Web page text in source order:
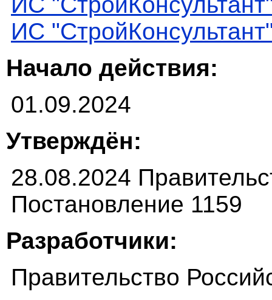
ИС
Начало действия:
01.09.2024
Утверждён:
28.08.2024
Постановление 1159
Разработчики:
Правительство